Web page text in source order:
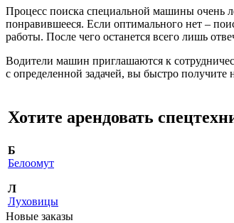
Процесс поиска специальной машины очень
понравившееся. Если оптимального нет –
работы. После чего останется всего лишь
Водители машин приглашаются к
с определенной задачей, вы быстро получите
Хотите арендовать
Б
Белоомут
Л
Луховицы
Новые заказы